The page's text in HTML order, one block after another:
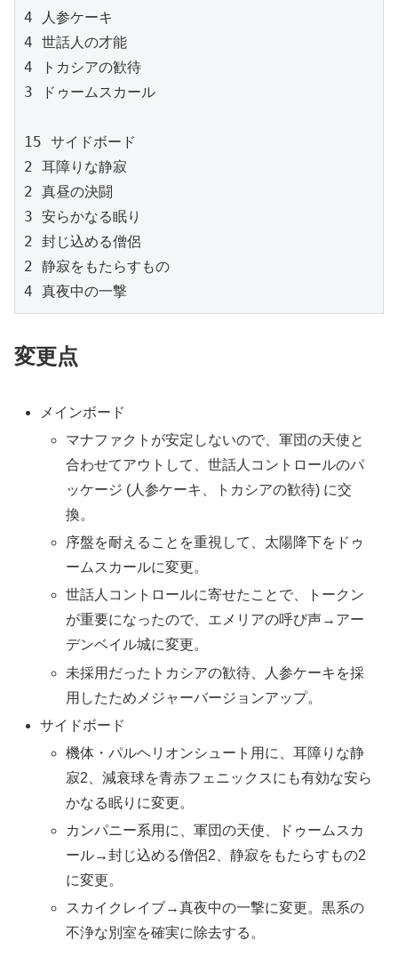
4 人参ケーキ
4 世話人の才能
4 トカシアの歓待
3 ドゥームスカール
15 サイドボード
2 耳障りな静寂
2 真昼の決闘
3 安らかなる眠り
2 封じ込める僧侶
2 静寂をもたらすもの
4 真夜中の一撃
変更点
メインボード
マナファクトが安定しないので、軍団の天使と
合わせてアウトして、世話人コントロールのパ
ッケージ (人参ケーキ、トカシアの歓待) に交
換。
序盤を耐えることを重視して、太陽降下をドゥ
ームスカールに変更。
世話人コントロールに寄せたことで、トークン
が重要になったので、エメリアの呼び声→アー
デンベイル城に変更。
未採用だったトカシアの歓待、人参ケーキを採
用したためメジャーバージョンアップ。
サイドボード
機体・パルヘリオンシュート用に、耳障りな静
寂2、減衰球を青赤フェニックスにも有効な安ら
かなる眠りに変更。
カンパニー系用に、軍団の天使、ドゥームスカ
ール→封じ込める僧侶2、静寂をもたらすもの2
に変更。
スカイクレイブ→真夜中の一撃に変更。黒系の
不浄な別室を確実に除去する。